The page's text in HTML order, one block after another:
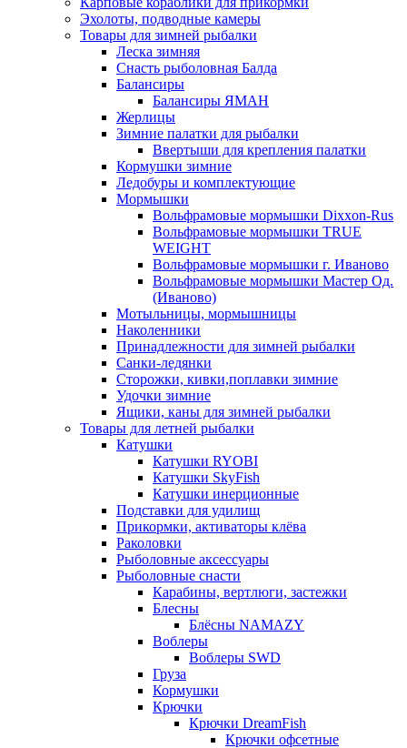
Эхолоты, подводные камеры
Товары для зимней рыбалки
Леска зимняя
Снасть рыболовная Балда
Балансиры
Балансиры ЯМАН
Жерлицы
Зимние палатки для рыбалки
Ввертыши для крепления палатки
Кормушки зимние
Ледобуры и комплектующие
Мормышки
Вольфрамовые мормышки Dixxon-Rus
Вольфрамовые мормышки TRUE
WEIGHT
Вольфрамовые мормышки г. Иваново
Вольфрамовые мормышки Мастер Од.
(Иваново)
Мотыльницы, мормышницы
Наколенники
Принадлежности для зимней рыбалки
Санки-ледянки
Сторожки, кивки,поплавки зимние
Удочки зимние
Ящики, каны для зимней рыбалки
Товары для летней рыбалки
Катушки
Катушки RYOBI
Катушки SkyFish
Катушки инерционные
Подставки для удилищ
Прикормки, активаторы клёва
Раколовки
Рыболовные аксессуары
Рыболовные снасти
Карабины, вертлюги, застежки
Блесны
Блёсны NAMAZY
Воблеры
Воблеры SWD
Груза
Кормушки
Крючки
Крючки DreamFish
Крючки офсетные